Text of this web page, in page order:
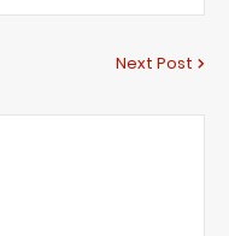
Next Post